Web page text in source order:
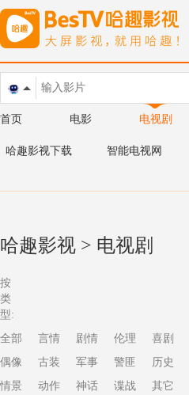
首页 电影 电视剧
哈趣影视下载 智能电视网
哈趣影视 > 电视剧
按
类
型:
全部
言情 剧情 伦理 喜剧
偶像
古装 军事 警匪 历史
情景
动作 神话 谍战
其它